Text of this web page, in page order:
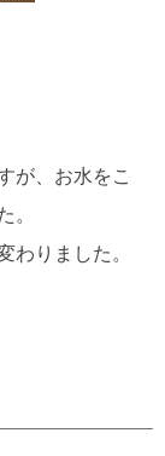
が、お水をこ
。
わりました。